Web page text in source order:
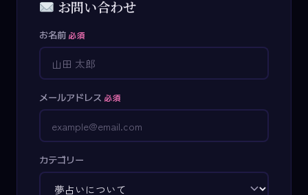
お問い合わせ
お名前 必須
メールアドレス 必須
カテゴリー